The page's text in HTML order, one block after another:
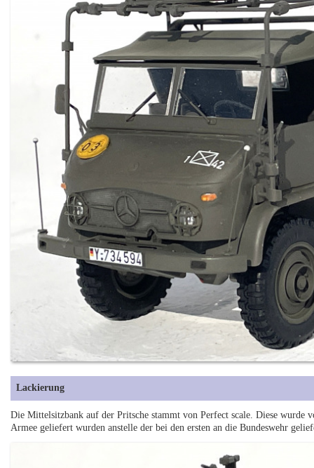
Lackierung
Die Mittelsitzbank auf der Pritsche stammt von Perfect scale. Diese wurde
Armee geliefert wurden anstelle der bei den ersten an die Bundeswehr